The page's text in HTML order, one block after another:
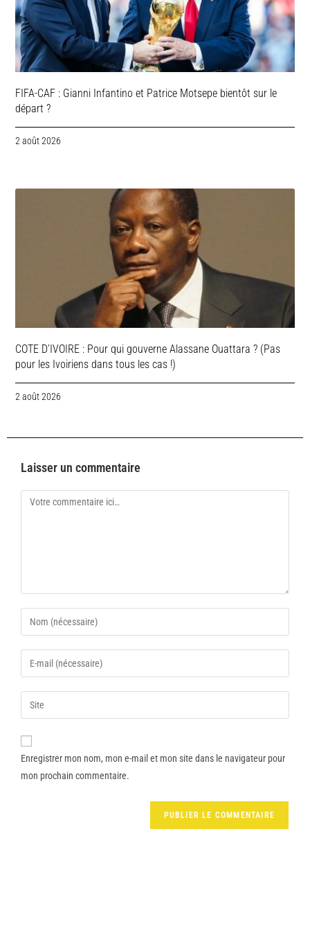
FIFA-CAF : Gianni Infantino et Patrice Motsepe bientôt sur le
départ ?
2 août 2026
COTE D’IVOIRE : Pour qui gouverne Alassane Ouattara ? (Pas
pour les Ivoiriens dans tous les cas !)
2 août 2026
Laisser un commentaire
Enregistrer mon nom, mon e-mail et mon site dans le navigateur pour
mon prochain commentaire.